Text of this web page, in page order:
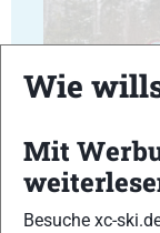
17
Wie
Mit
Besuche xc-